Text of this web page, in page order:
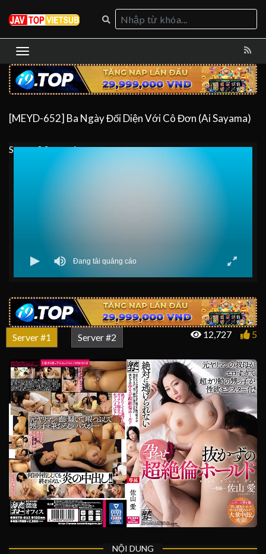
[MEYD-652] Ba Ngày Đối Diện Với Cô Đơn (Ai Sayama)
Server 0Server 1
Server #1 Server #2 12,727 5
NỘI DUNG